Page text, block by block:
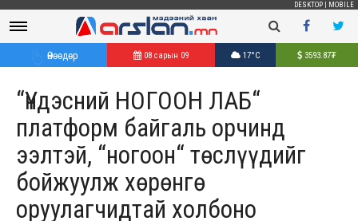
DESKTOP MOBILE
Өнөөдөр 08 сарын 09 17°C 3593.87₮
“Үндэсний НОГООН ЛАБ“
платформ байгаль орчинд
ээлтэй, “ногоон“ төслүүдийг
бойжуулж хөрөнгө
оруулагчидтай холбоно